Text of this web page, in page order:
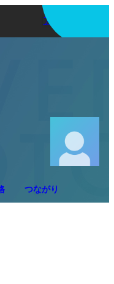
アプリを使う
つながり